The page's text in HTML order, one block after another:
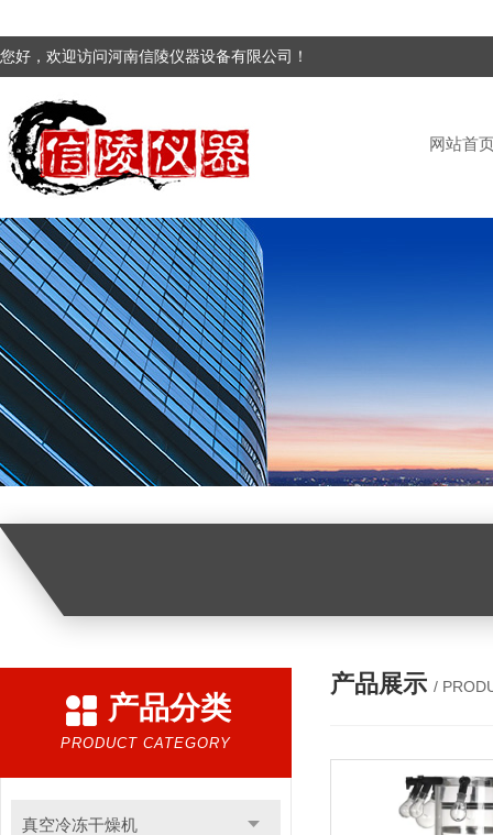
您好，欢迎访问河南信陵仪器设备有限公司！
网站首
产品分类
PRODUCT CATEGORY
真空冷冻干燥机
产品展示 /